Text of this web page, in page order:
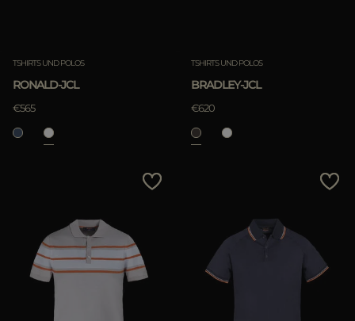
TSHIRTS UND POLOS
RONALD-JCL
€565
TSHIRTS UND POLOS
BRADLEY-JCL
€620